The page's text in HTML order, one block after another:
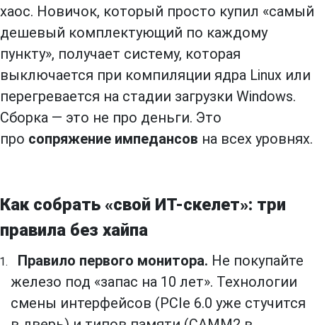
хаос. Новичок, который просто купил «самый
дешевый комплектующий по каждому
пункту», получает систему, которая
выключается при компиляции ядра Linux или
перегревается на стадии загрузки Windows.
Сборка — это не про деньги. Это
про сопряжение импедансов на всех уровнях.
Как собрать «свой ИТ-скелет»: три
правила без хайпа
Правило первого монитора. Не покупайте
железо под «запас на 10 лет». Технологии
смены интерфейсов (PCIe 6.0 уже стучится